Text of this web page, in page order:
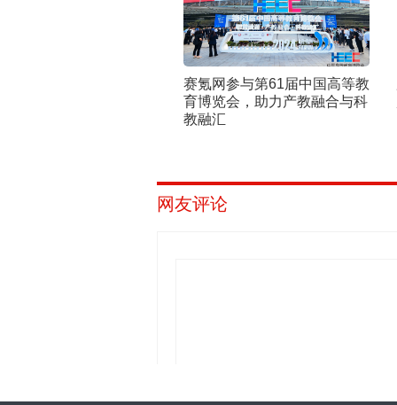
赛氪网参与第61届中国高等教
育博览会，助力产教融合与科
教融汇
网友评论